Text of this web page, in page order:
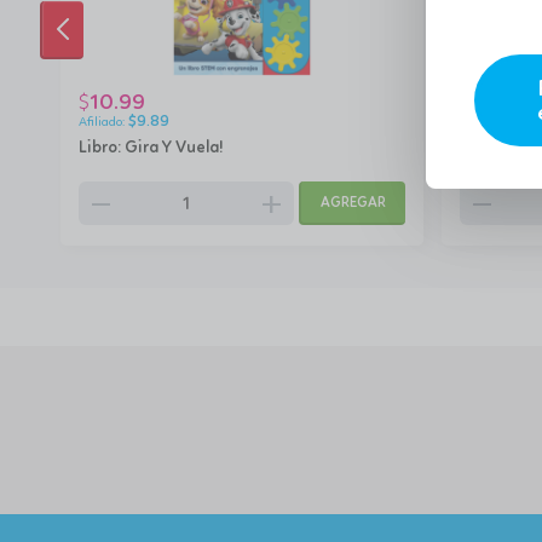
Libro: Gira Y Vuela!
$10.99
$9.89
remove add AGREGAR
¡Bluey
22.33
remove
ANTERIOR